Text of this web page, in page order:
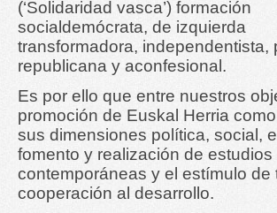
(‘Solidaridad vasca’) formación
socialdemócrata, de izquierda
transformadora, independentista,
republicana y aconfesional.
Es por ello que entre nuestros
promoción de Euskal Herria
sus dimensiones política, social,
fomento y realización de
contemporáneas y el estímulo
cooperación al desarrollo.